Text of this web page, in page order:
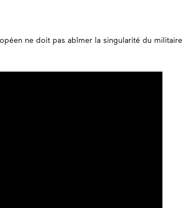
ne doit pas abîmer la singularité du militaire